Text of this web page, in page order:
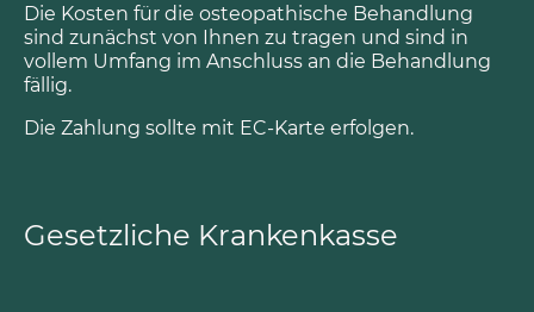
Die Kosten für die osteopathische Behandlung
sind zunächst von Ihnen zu tragen und sind in
vollem Umfang im Anschluss an die Behandlung
fällig.
Die Zahlung sollte mit EC-Karte erfolgen.
Gesetzliche Krankenkasse